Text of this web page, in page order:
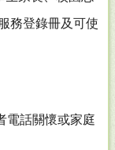
務登錄冊及可使
電話關懷或家庭